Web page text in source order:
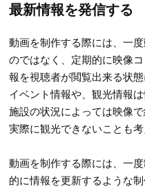
最新情報を発信する
動画を制作する際には、一
のではなく、定期的に映像
報を視聴者が閲覧出来る状態
イベント情報や、観光情報
施設の状況によっては映像
実際に観光できないことも考
動画を制作する際には、一
的に情報を更新するような